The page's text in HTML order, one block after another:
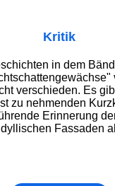
Kritik
in dem
verschieden. Es
zu nehmenden
Erinnerung
Fassaden